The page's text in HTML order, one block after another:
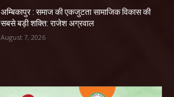
अम्बिकापुर : समाज की एकजुटता सामाजिक विकास की
सबसे बड़ी शक्ति: राजेश अग्रवाल
August 7, 2026